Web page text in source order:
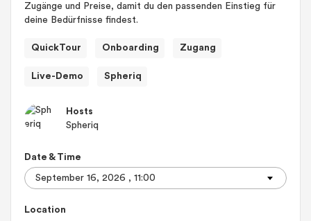
Zugänge und Preise, damit du den passenden Einstieg für
deine Bedürfnisse findest.
QuickTour Onboarding Zugang
Live-Demo Spheriq
Hosts
Spheriq
Date & Time
Location